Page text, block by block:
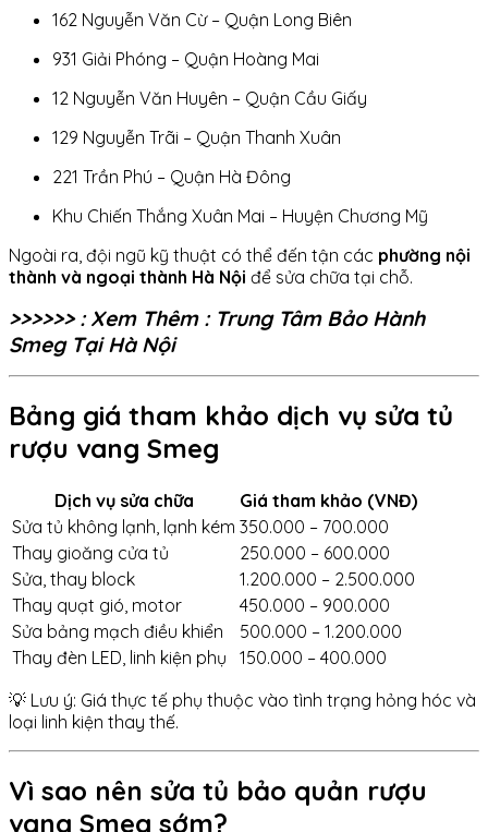
162 Nguyễn Văn Cừ – Quận Long Biên
931 Giải Phóng – Quận Hoàng Mai
12 Nguyễn Văn Huyên – Quận Cầu Giấy
129 Nguyễn Trãi – Quận Thanh Xuân
221 Trần Phú – Quận Hà Đông
Khu Chiến Thắng Xuân Mai – Huyện Chương Mỹ
Ngoài ra, đội ngũ kỹ thuật có thể đến tận các phường nội
thành và ngoại thành Hà Nội để sửa chữa tại chỗ.
>>>>>> : Xem Thêm : Trung Tâm Bảo Hành
Smeg Tại Hà Nội
Bảng giá tham khảo dịch vụ sửa tủ
rượu vang Smeg
Dịch vụ sửa chữa
Giá tham khảo (VNĐ)
Sửa tủ không lạnh, lạnh kém 350.000 – 700.000
Thay gioăng cửa tủ
250.000 – 600.000
Sửa, thay block
1.200.000 – 2.500.000
Thay quạt gió, motor
450.000 – 900.000
Sửa bảng mạch điều khiển
500.000 – 1.200.000
Thay đèn LED, linh kiện phụ
150.000 – 400.000
💡 Lưu ý: Giá thực tế phụ thuộc vào tình trạng hỏng hóc và
loại linh kiện thay thế.
Vì sao nên sửa tủ bảo quản rượu
vang Smeg sớm?